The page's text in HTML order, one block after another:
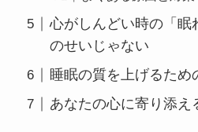
心がしんどい時の「眠
のせいじゃない
睡眠の質を上げるため
あなたの心に寄り添え